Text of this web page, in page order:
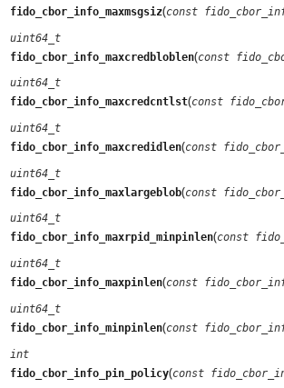
fido_cbor_info_maxmsgsiz(const
uint64_t
fido_cbor_info_maxcredbloblen(const
uint64_t
fido_cbor_info_maxcredcntlst(const
uint64_t
fido_cbor_info_maxcredidlen(const
uint64_t
fido_cbor_info_maxlargeblob(const
uint64_t
fido_cbor_info_maxrpid_minpinlen(const
uint64_t
fido_cbor_info_maxpinlen(const
uint64_t
fido_cbor_info_minpinlen(const
int
fido_cbor_info_pin_policy(const